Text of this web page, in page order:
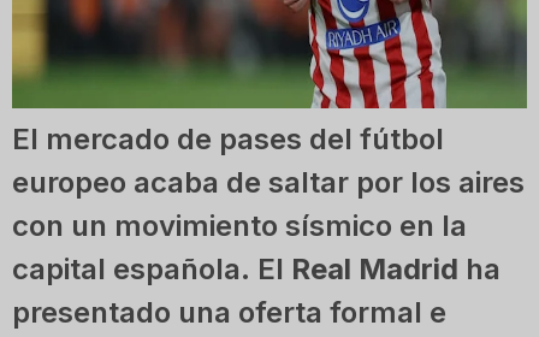
El mercado de pases del fútbol
europeo acaba de saltar por los aires
con un movimiento sísmico en la
capital española. El Real Madrid ha
presentado una oferta formal e